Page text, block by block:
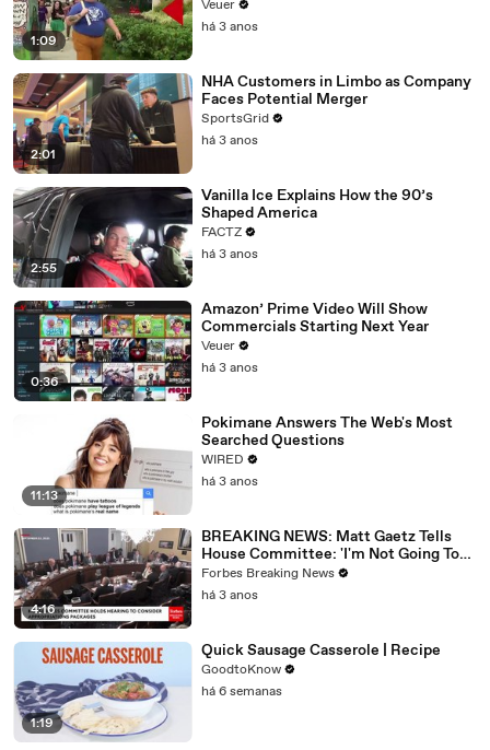
1:09
Veuer
há 3 anos
2:01
NHA Customers in Limbo as Company
Faces Potential Merger
SportsGrid
há 3 anos
2:55
Vanilla Ice Explains How the 90’s
Shaped America
FACTZ
há 3 anos
0:36
Amazon’ Prime Video Will Show
Commercials Starting Next Year
Veuer
há 3 anos
11:13
Pokimane Answers The Web's Most
Searched Questions
WIRED
há 3 anos
4:16
BREAKING NEWS: Matt Gaetz Tells
House Committee: 'I'm Not Going To
Vote For A Continuing Resolution'
Forbes Breaking News
há 3 anos
1:19
Quick Sausage Casserole | Recipe
GoodtoKnow
há 6 semanas